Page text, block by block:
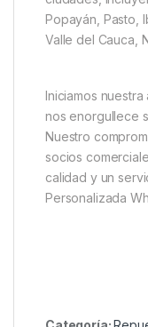
Popayán, Pasto,
Valle del Cauca,
Iniciamos
nos enorgullece
Nuestro
socios
calidad y un
Personalizada